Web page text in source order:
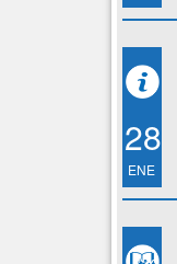
28
ENE